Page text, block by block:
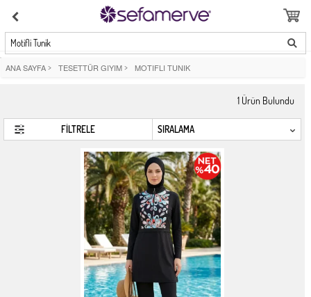
Motifli Tunik
ANA SAYFA > TESETTÜR GIYIM > MOTIFLI TUNIK
1 Ürün Bulundu
FİLTRELE